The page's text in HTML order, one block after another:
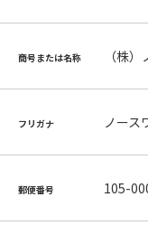
商号または名称 （株
フリガナ ノー
郵便番号 105-